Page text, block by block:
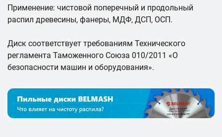
Применение: чистовой поперечный и продольный
распил древесины, фанеры, МДФ, ДСП, ОСП.
Диск соответствует требованиям Технического
регламента Таможенного Союза 010/2011 «О
безопасности машин и оборудования».